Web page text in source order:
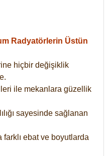
Radyatörlerin Üstün
hiçbir değişiklik
ile mekanlara güzellik
sayesinde sağlanan
farklı ebat ve boyutlarda